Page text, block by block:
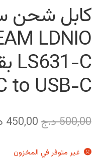
كابل شحن
LDNIO
to USB-C
500,00د.ج السعر
هو:
450,00
غير متوفر في المخزون